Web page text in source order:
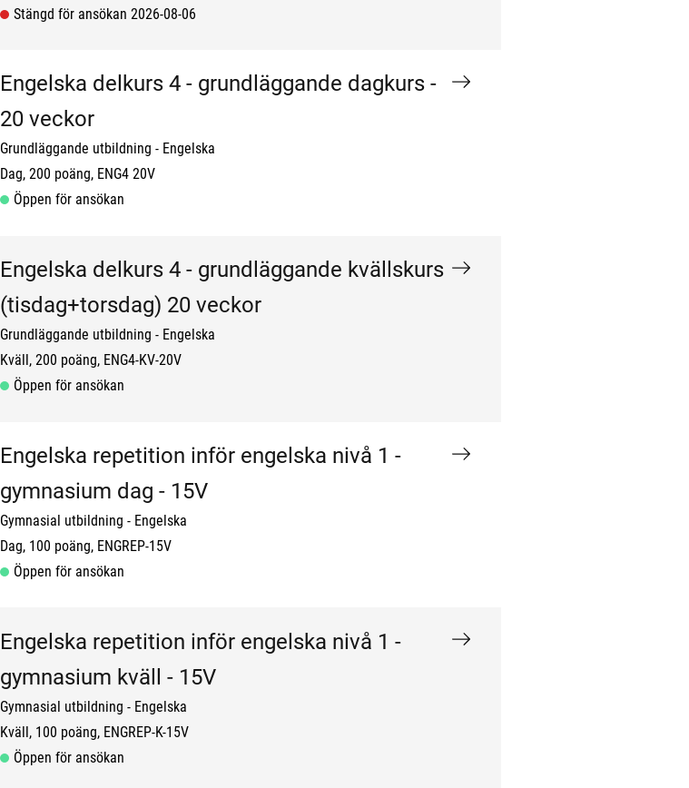
Stängd för ansökan 2026-08-06
Engelska delkurs 4 - grundläggande dagkurs -
20 veckor
Grundläggande utbildning
Engelska
Dag 200 poäng ENG4 20V
Öppen för ansökan
Engelska delkurs 4 - grundläggande kvällskurs
(tisdag+torsdag) 20 veckor
Grundläggande utbildning
Engelska
Kväll 200 poäng ENG4-KV-20V
Öppen för ansökan
Engelska repetition inför engelska nivå 1 -
gymnasium dag - 15V
Gymnasial utbildning
Engelska
Dag 100 poäng ENGREP-15V
Öppen för ansökan
Engelska repetition inför engelska nivå 1 -
gymnasium kväll - 15V
Gymnasial utbildning
Engelska
Kväll 100 poäng ENGREP-K-15V
Öppen för ansökan